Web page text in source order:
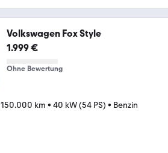
Volkswagen Fox Style
1.999 €
Ohne Bewertung
150.000 km • 40 kW (54 PS) • Benzin